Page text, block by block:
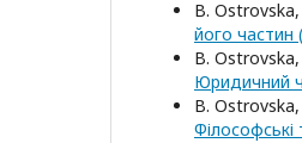
B. Ostrovska,
його частин
B. Ostrovska,
Юридичний
B. Ostrovska,